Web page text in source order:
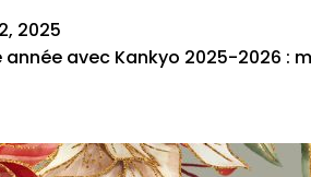
2025
année avec Kankyo 2025-